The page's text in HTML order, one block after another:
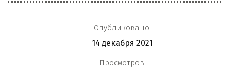
Опубликовано:
14 декабря 2021
Просмотров: